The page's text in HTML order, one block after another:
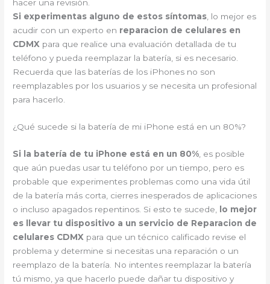
hacer una revisión.
Si experimentas alguno de estos síntomas , lo mejor es
acudir con un experto en reparacion de celulares en
CDMX para que realice una evaluación detallada de tu
teléfono y pueda reemplazar la batería, si es necesario.
Recuerda que las baterías de los iPhones no son
reemplazables por los usuarios y se necesita un profesional
para hacerlo.
¿Qué sucede si la batería de mi iPhone está en un 80%?
Si la batería de tu iPhone está en un 80% , es posible
que aún puedas usar tu teléfono por un tiempo, pero es
probable que experimentes problemas como una vida útil
de la batería más corta, cierres inesperados de aplicaciones
o incluso apagados repentinos. Si esto te sucede,
lo mejor
es llevar tu dispositivo a un servicio de Reparacion de
celulares CDMX para que un técnico calificado revise el
problema y determine si necesitas una reparación o un
reemplazo de la batería. No intentes reemplazar la batería
tú mismo, ya que hacerlo puede dañar tu dispositivo y